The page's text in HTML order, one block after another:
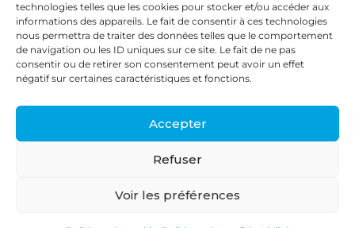
technologies telles que les cookies pour stocker et/ou accéder aux
informations des appareils. Le fait de consentir à ces technologies
nous permettra de traiter des données telles que le comportement
de navigation ou les ID uniques sur ce site. Le fait de ne pas
consentir ou de retirer son consentement peut avoir un effet
négatif sur certaines caractéristiques et fonctions.
Accepter
Refuser
Voir les préférences
Contact
87, rue du Ruisseau
38070 St Quentin Fallavier
contact@deza.fr